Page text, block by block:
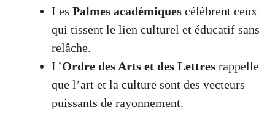
Les Palmes académiques célèbrent ceux
qui tissent le lien culturel et éducatif sans
relâche.
L’Ordre des Arts et des Lettres rappelle
que l’art et la culture sont des vecteurs
puissants de rayonnement.